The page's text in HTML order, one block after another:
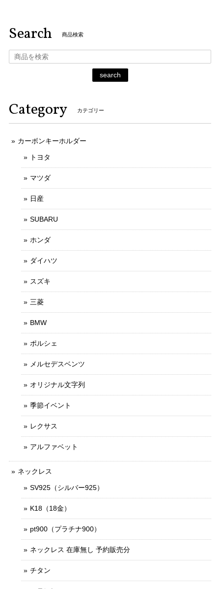
Search 商品検索
search
Category カテゴリー
カーボンキーホルダー
トヨタ
マツダ
日産
SUBARU
ホンダ
ダイハツ
スズキ
三菱
BMW
ポルシェ
メルセデスベンツ
オリジナル文字列
季節イベント
レクサス
アルファベット
ネックレス
SV925（シルバー925）
K18（18金）
pt900（プラチナ900）
ネックレス 在庫無し 予約販売分
チタン